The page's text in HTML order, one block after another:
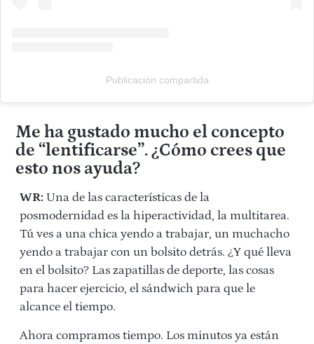
Publicación compartida
Me ha gustado mucho el concepto
de “lentificarse”. ¿Cómo crees que
esto nos ayuda?
WR: Una de las características de la
posmodernidad es la hiperactividad, la multitarea.
Tú ves a una chica yendo a trabajar, un muchacho
yendo a trabajar con un bolsito detrás. ¿Y qué lleva
en el bolsito? Las zapatillas de deporte, las cosas
para hacer ejercicio, el sándwich para que le
alcance el tiempo.
Ahora compramos tiempo. Los minutos ya están